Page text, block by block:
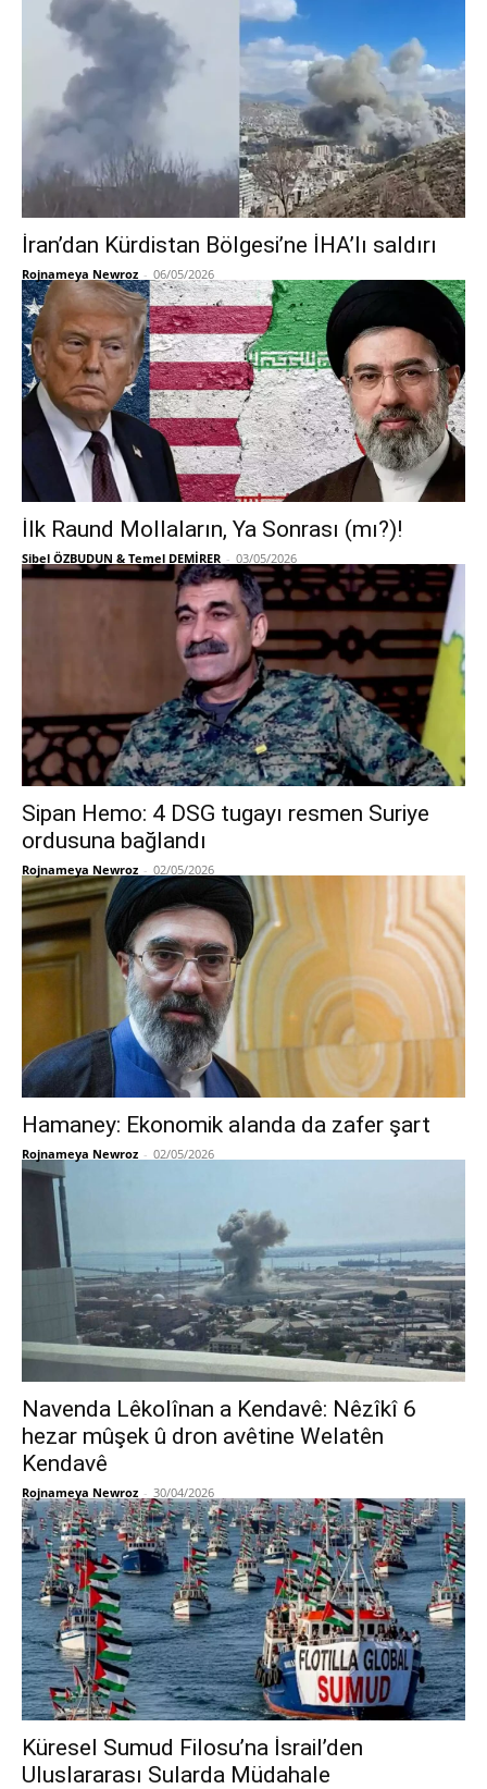
İran’dan Kürdistan Bölgesi’ne İHA’lı saldırı
Rojnameya Newroz - 06/05/2026
İlk Raund Mollaların, Ya Sonrası (mı?)!
Sibel ÖZBUDUN & Temel DEMİRER - 03/05/2026
Sipan Hemo: 4 DSG tugayı resmen Suriye
ordusuna bağlandı
Rojnameya Newroz - 02/05/2026
Hamaney: Ekonomik alanda da zafer şart
Rojnameya Newroz - 02/05/2026
Navenda Lêkolînan a Kendavê: Nêzîkî 6
hezar mûşek û dron avêtine Welatên
Kendavê
Rojnameya Newroz - 30/04/2026
Küresel Sumud Filosu’na İsrail’den
Uluslararası Sularda Müdahale